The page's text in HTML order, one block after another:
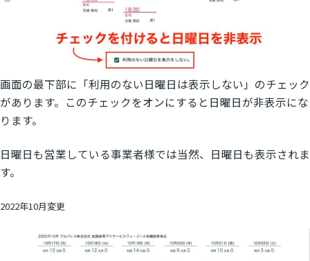
画面の最下部に「利用のない日曜日は表示しない」のチェック
があります。このチェックをオンにすると日曜日が非表示にな
ります。
日曜日も営業している事業者様では当然、日曜日も表示されま
す。
2022年10月変更